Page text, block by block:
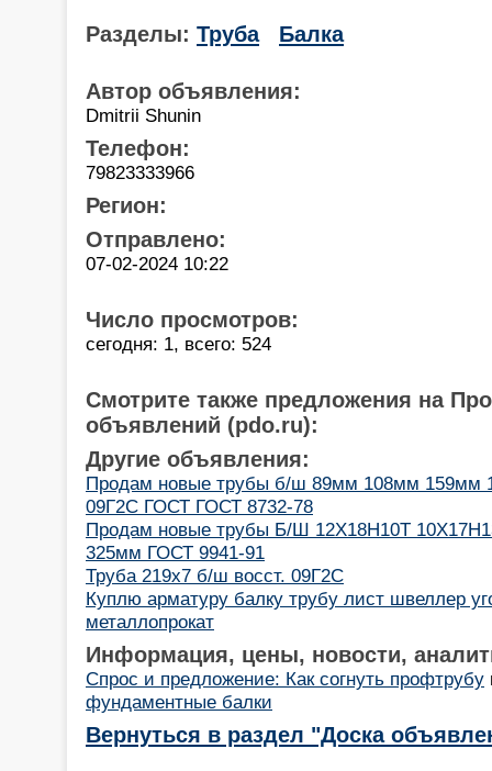
Разделы: Труба Балка
Автор объявления:
Dmitrii Shunin
Телефон:
79823333966
Регион:
Отправлено:
07-02-2024 10:22
Число просмотров:
сегодня: 1, всего: 524
Смотрите также предложения на
объявлений (pdo.ru):
Другие объявления:
Продам новые трубы б/ш 89мм 108мм 159мм
09Г2С ГОСТ ГОСТ 8732-78
Продам новые трубы Б/Ш 12Х18Н10Т
325мм ГОСТ 9941-91
Труба 219х7 б/ш восст. 09Г2С
Куплю арматуру балку трубу лист швеллер
металлопрокат
Информация, цены, новости,
Спрос и предложение: Как согнуть профтрубу
фундаментные балки
Вернуться в раздел "Доска